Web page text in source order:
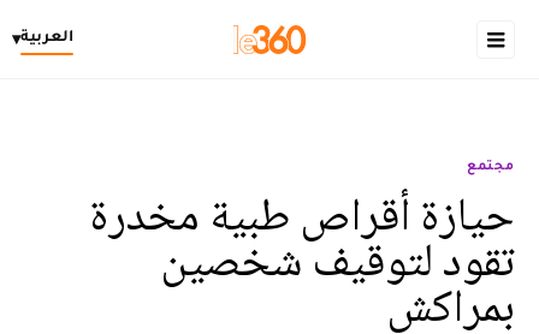
العربية▾
مجتمع
حيازة أقراص طبية مخدرة
تقود لتوقيف شخصين
بمراكش